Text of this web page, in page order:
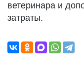
ветеринара и
затраты.